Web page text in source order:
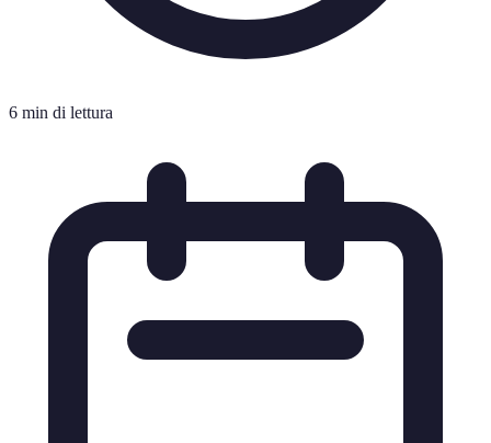
6 min di lettura